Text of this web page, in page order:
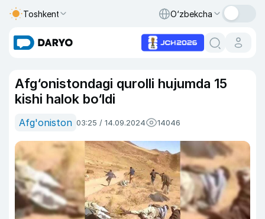
Toshkent O‘zbekcha
Afg‘onistondagi qurolli hujumda 15
kishi halok bo‘ldi
Afg'oniston 03:25 / 14.09.2024 14046